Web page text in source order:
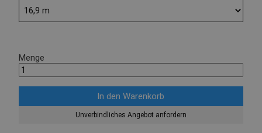
Menge
Unverbindliches Angebot anfordern